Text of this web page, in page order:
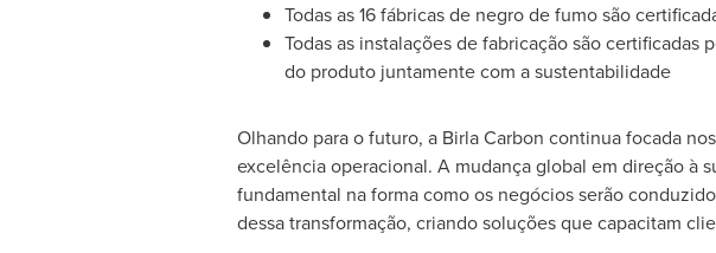
Todas as 16 fábricas de negro de fumo são
Todas as instalações de fabricação são
do produto juntamente com a sustentabilidade
Olhando para o futuro, a Birla Carbon continua focada
excelência operacional. A mudança global em direção à
fundamental na forma como os negócios serão
dessa transformação, criando soluções que capacitam